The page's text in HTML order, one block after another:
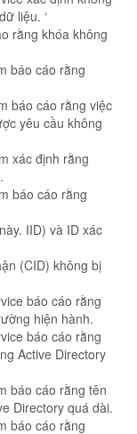
liệu. ‘
rằng khóa không
báo cáo rằng
báo cáo rằng việc
yêu cầu không
xác định rằng
báo cáo rằng
IID) và ID xác
(CID) không bị
báo cáo rằng
hiện hành.
báo cáo rằng
Active Directory
báo cáo rằng tên
Directory quá dài.
báo cáo rằng